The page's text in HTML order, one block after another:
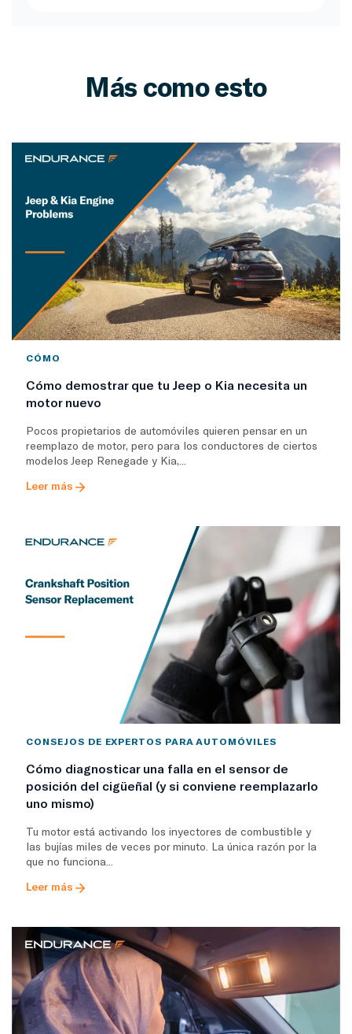
Más como esto
CÓMO
Cómo demostrar que tu Jeep o Kia necesita un
motor nuevo
Pocos propietarios de automóviles quieren pensar en un
reemplazo de motor, pero para los conductores de ciertos
modelos Jeep Renegade y Kia,...
Leer más
CONSEJOS DE EXPERTOS PARA AUTOMÓVILES
Cómo diagnosticar una falla en el sensor de
posición del cigüeñal (y si conviene reemplazarlo
uno mismo)
Tu motor está activando los inyectores de combustible y
las bujías miles de veces por minuto. La única razón por la
que no funciona...
Leer más